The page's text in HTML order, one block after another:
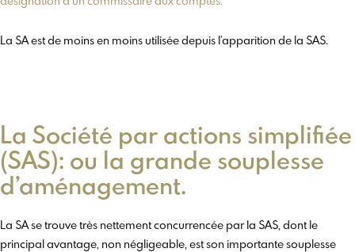
La SA est de moins en moins utilisée depuis l’apparition de la SAS.
La Société par actions simplifiée
(SAS): ou la grande souplesse
d’aménagement.
La SA se trouve très nettement concurrencée par la SAS, dont le
principal avantage, non négligeable, est son importante souplesse